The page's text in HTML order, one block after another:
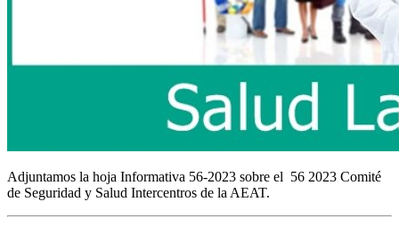
Adjuntamos la hoja Informativa 56-2023 sobre el 56 2023 Comité
de Seguridad y Salud Intercentros de la AEAT.